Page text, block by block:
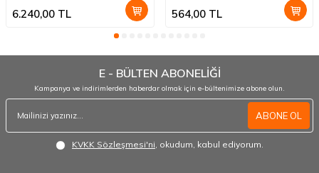
6.240,00 TL
FİLTRE)
564,00TL
E - BÜLTEN ABONELİĞİ
Kampanya ve indirimlerden haberdar olmak için e-bültenimize abone olun.
ABONE OL
KVKK Sözleşmesi'ni, okudum, kabul ediyorum.